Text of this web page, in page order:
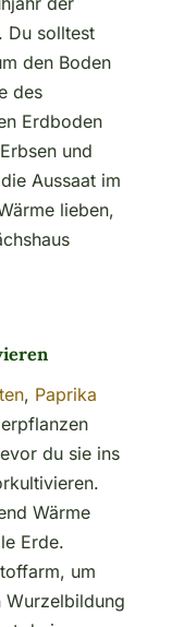
Du solltest
den Boden
des
Erdboden
und
Aussaat im
lieben,
, Paprika
du sie ins
Wärme
Erde.
um
Wurzelbildung